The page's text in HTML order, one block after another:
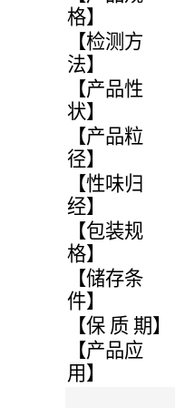
格】
【检测方
法】
【产品性
状】
【产品粒
径】
【性味归
经】
【包装规
格】
【储存条
件】
【保 质 期】
【产品应
用】